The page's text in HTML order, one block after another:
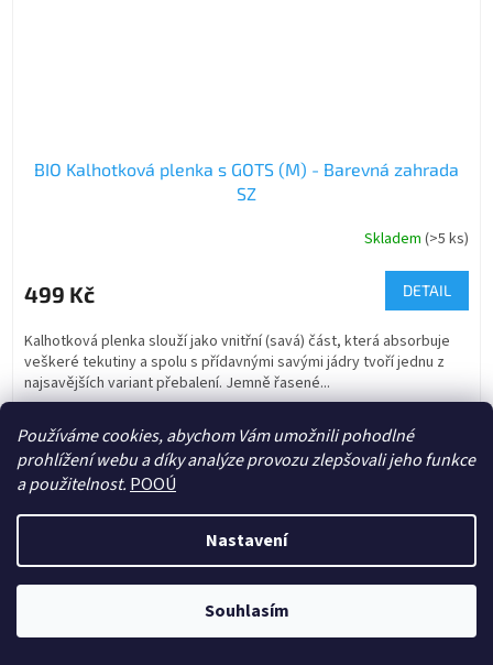
Používáme cookies, abychom Vám umožnili pohodlné
prohlížení webu a díky analýze provozu zlepšovali jeho funkce
a použitelnost. POOÚ
Nastavení
Souhlasím
BIO Kalhotková plenka s GOTS (M) - Barevná zahrada
SZ
Skladem (>5 ks)
499 Kč DETAIL
Kalhotková plenka slouží jako vnitřní (savá) část, která absorbuje
veškeré tekutiny a spolu s přídavnými savými jádry tvoří jednu z
najsavějších variant přebalení. Jemně řasené...
Limitovaná
edice